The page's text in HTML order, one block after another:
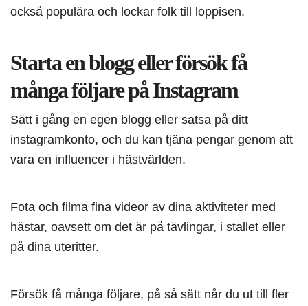
också populära och lockar folk till loppisen.
Starta en blogg eller försök få
många följare på Instagram
Sätt i gång en egen blogg eller satsa på ditt
instagramkonto, och du kan tjäna pengar genom att
vara en influencer i hästvärlden.
Fota och filma fina videor av dina aktiviteter med
hästar, oavsett om det är på tävlingar, i stallet eller
på dina uteritter.
Försök få många följare, på så sätt når du ut till fler